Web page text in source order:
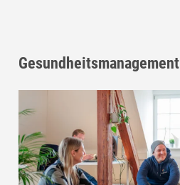
Gesundheitsmanagement